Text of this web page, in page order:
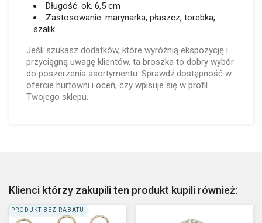
Długość: ok. 6,5 cm
Zastosowanie: marynarka, płaszcz, torebka,
szalik
Jeśli szukasz dodatków, które wyróżnią ekspozycję i
przyciągną uwagę klientów, ta broszka to dobry wybór
do poszerzenia asortymentu. Sprawdź dostępność w
ofercie hurtowni i oceń, czy wpisuje się w profil
Twojego sklepu.
Klienci którzy zakupili ten produkt kupili również:
PRODUKT BEZ RABATU